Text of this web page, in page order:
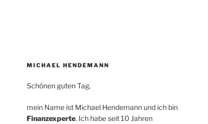
MICHAEL HENDEMANN
Schönen guten Tag,
mein Name ist Michael Hendemann und ich bin
Finanzexperte. Ich habe seit 10 Jahren